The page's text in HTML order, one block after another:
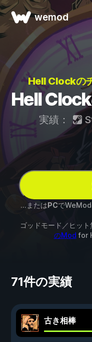
wemod
Hell Clockの
Hell
実績：
...またはPCでWeMod
ゴッドモード／ヒッ
のMod for
71件の実績
古き相棒